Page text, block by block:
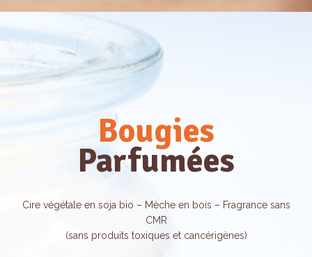
Bougies
Parfumées
Cire végétale en soja bio – Mèche en bois – Fragrance sans
CMR
(sans produits toxiques et cancérigènes)